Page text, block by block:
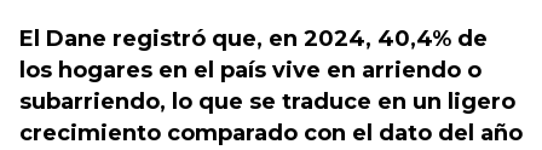
El Dane registró que, en 2024, 40,4% de
los hogares en el país vive en arriendo o
subarriendo, lo que se traduce en un ligero
crecimiento comparado con el dato del año